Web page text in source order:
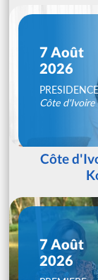
7 Août
2026
Côte d'Ivoire
Côte
7 Août
2026